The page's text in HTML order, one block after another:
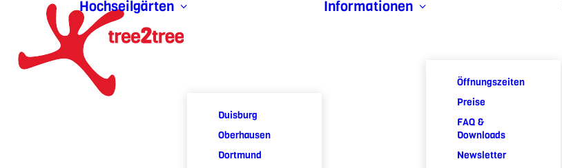
Hochseilgärten
Duisburg
Oberhausen
Dortmund
Informationen
Öffnungszeiten
Preise
FAQ &
Downloads
Newsletter